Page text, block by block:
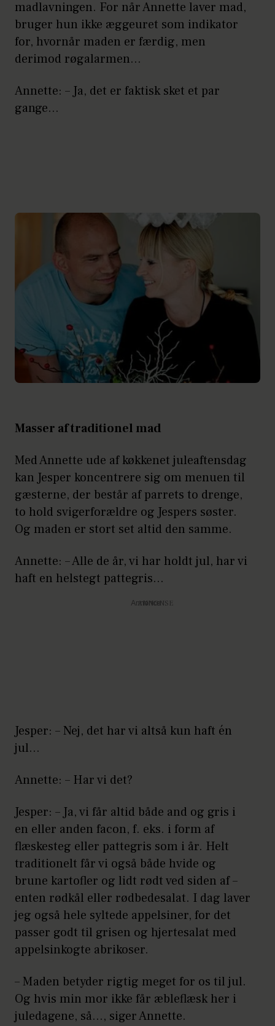
madlavningen. For når Annette laver mad,
bruger hun ikke æggeuret som indikator
for, hvornår maden er færdig, men
derimod røgalarmen…
Annette: – Ja, det er faktisk sket et par
gange…
Masser af traditionel mad
Med Annette ude af køkkenet juleaftensdag
kan Jesper koncentrere sig om menuen til
gæsterne, der består af parrets to drenge,
to hold svigerforældre og Jespers søster.
Og maden er stort set altid den samme.
Annette: – Alle de år, vi har holdt jul, har vi
haft en helstegt pattegris…
Annonce
Jesper: – Nej, det har vi altså kun haft én
jul…
Annette: – Har vi det?
Jesper: – Ja, vi får altid både and og gris i
en eller anden facon, f. eks. i form af
flæskesteg eller pattegris som i år. Helt
traditionelt får vi også både hvide og
brune kartofler og lidt rødt ved siden af –
enten rødkål eller rødbedesalat. I dag laver
jeg også hele syltede appelsiner, for det
passer godt til grisen og hjertesalat med
appelsinkogte abrikoser.
– Maden betyder rigtig meget for os til jul.
Og hvis min mor ikke får æbleflæsk her i
juledagene, så…, siger Annette.